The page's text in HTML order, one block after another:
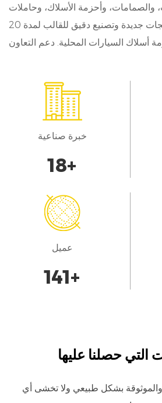
تعزيز التواصل:
يعد الاتصال السلس بين
في الوقت الحقيقي بين الأنظمة
المركبة. مع المعاوقة المنخفضة
النطاق الترددي العالية، تضمن
موثوق به، مما يعزز التآزر بين
الأربعة لاختبار صارم لضمان
الصناعة ومعايير السلامة. وبدءًا من
لمراقبة الجودة، مما يضمن سلامة
فإننا نفتخر بتقديم دعم لا
والصمامات، وأحزمة الأسلاك، وحاملات
المصابيح، مع تطوير منتجات جديدة وتصنيع دقيق للقالب لمدة 20
خبرة صناعية
20+
عميل
150+
التي حصلنا عليها
والموثوقة بشكل طبيعي ولا تخشى أي